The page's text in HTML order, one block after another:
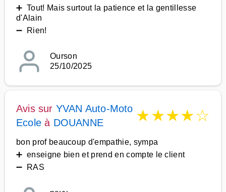
➕ Tout! Mais surtout la patience et la gentillesse
d'Alain
➖ Rien!
Ourson
25/10/2025
Avis sur YVAN Auto-Moto
Ecole à DOUANNE ★★★★☆
bon prof beaucoup d'empathie, sympa
➕ enseigne bien et prend en compte le client
➖ RAS